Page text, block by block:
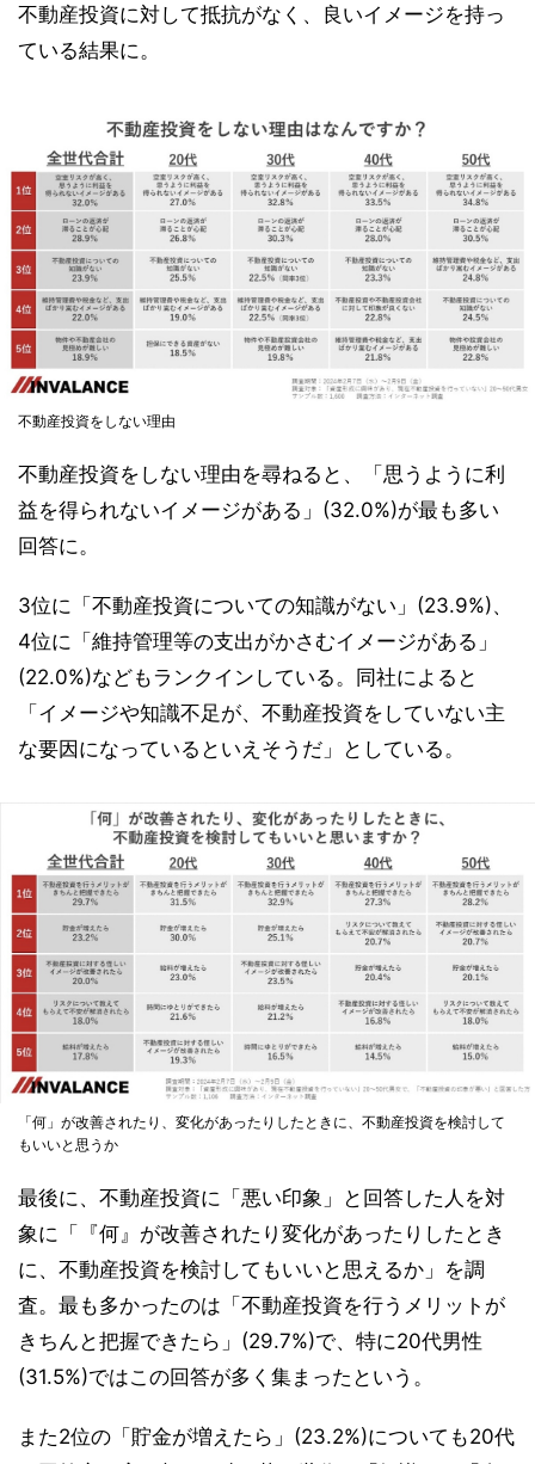
不動産投資に対して抵抗がなく、良いイメージを持っ
ている結果に。
不動産投資をしない理由
不動産投資をしない理由を尋ねると、「思うように利
益を得られないイメージがある」(32.0%)が最も多い
回答に。
3位に「不動産投資についての知識がない」(23.9%)、
4位に「維持管理等の支出がかさむイメージがある」
(22.0%)などもランクインしている。同社によると
「イメージや知識不足が、不動産投資をしていない主
な要因になっているといえそうだ」としている。
「何」が改善されたり、変化があったりしたときに、不動産投資を検討して
もいいと思うか
最後に、不動産投資に「悪い印象」と回答した人を対
象に「『何』が改善されたり変化があったりしたとき
に、不動産投資を検討してもいいと思えるか」を調
査。最も多かったのは「不動産投資を行うメリットが
きちんと把握できたら」(29.7%)で、特に20代男性
(31.5%)ではこの回答が多く集まったという。
また2位の「貯金が増えたら」(23.2%)についても20代